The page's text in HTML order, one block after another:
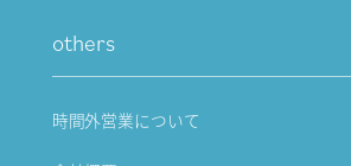
others
時間外営業について